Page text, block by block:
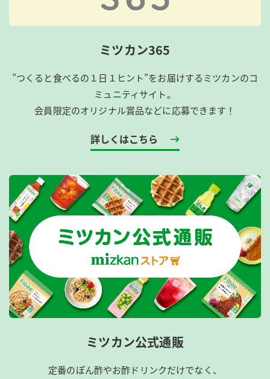
ミツカン365
”つくると食べるの１日１ヒント”をお届けするミツカンのコ
ミュニティサイト。
会員限定のオリジナル賞品などに応募できます！
詳しくはこちら
ミツカン公式通販
定番のぽん酢やお酢ドリンクだけでなく、